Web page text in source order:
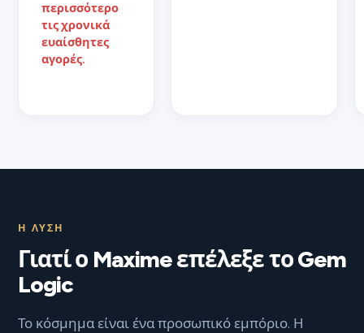
περισσότερο
τις χρονικά
ευαίσθητες
αγορές.
Η ΛΎΣΗ
Γιατί ο Maxime επέλεξε το Gem
Logic
Το κόσμημα είναι ένα προσωπικό εμπόριο. Η